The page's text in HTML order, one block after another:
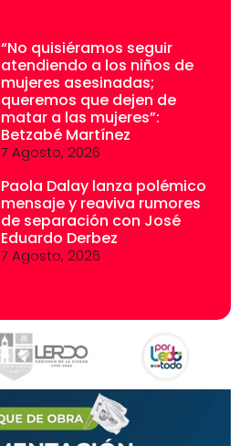
“No quisiéramos seguir
atendiendo a los niños de
mujeres asesinadas;
queremos que dejen de
matar a las mujeres”:
Betzabé Martínez
7 Agosto, 2026
Paola Dalay lanza polémico
mensaje y reaviva rumores
de separación con José
Eduardo Derbez
7 Agosto, 2026